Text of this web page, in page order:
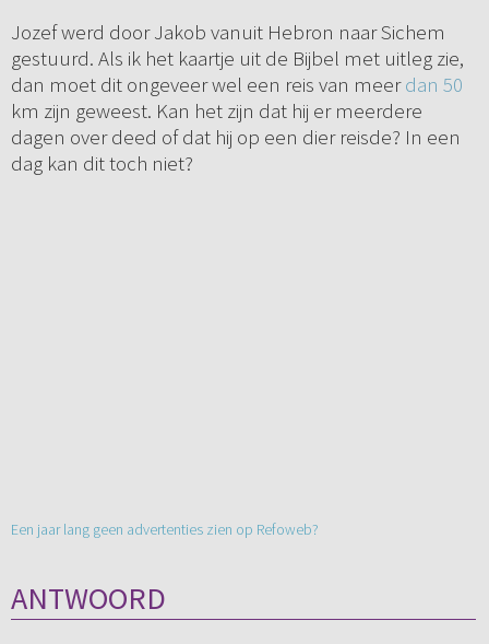
Jozef werd door Jakob vanuit Hebron naar Sichem
gestuurd. Als ik het kaartje uit de Bijbel met uitleg zie,
dan moet dit ongeveer wel een reis van meerdan 50
km zijn geweest. Kan het zijn dat hij er meerdere
dagen over deed of dat hij op een dier reisde? In een
dag kan dit toch niet?
Een jaar lang geen advertenties zien op Refoweb?
ANTWOORD